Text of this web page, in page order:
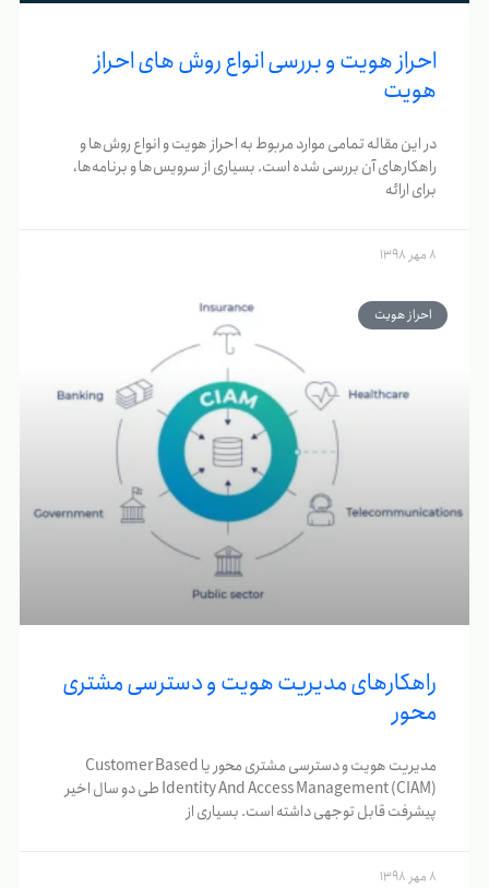
احراز هویت و بررسی انواع روش های احراز
هویت
در این مقاله تمامی موارد مربوط به احراز هویت و انواع روش‌ها و
راهکارهای آن بررسی شده است. بسیاری از سرویس‌ها و برنامه‌ها،
برای ارائه
8 مهر 1398
احراز هویت
راهکارهای مدیریت هویت و دسترسی مشتری
محور
مدیریت هویت و دسترسی مشتری محور یا Customer Based
Identity And Access Management (CIAM) طی دو سال اخیر
پیشرفت قابل توجهی داشته است. بسیاری از
8 مهر 1398